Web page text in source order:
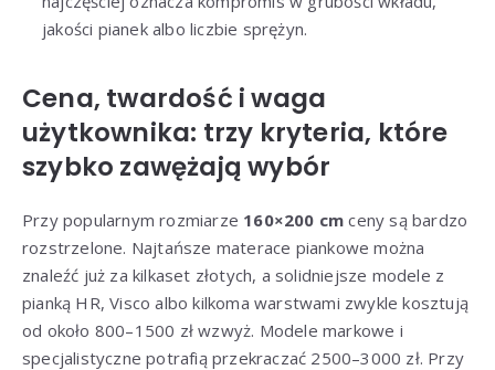
jakości pianek albo liczbie sprężyn.
Cena, twardość i waga
użytkownika: trzy kryteria, które
szybko zawężają wybór
Przy popularnym rozmiarze 160×200 cm ceny są bardzo
rozstrzelone. Najtańsze materace piankowe można
znaleźć już za kilkaset złotych, a solidniejsze modele z
pianką HR, Visco albo kilkoma warstwami zwykle kosztują
od około 800–1500 zł wzwyż. Modele markowe i
specjalistyczne potrafią przekraczać 2500–3000 zł. Przy